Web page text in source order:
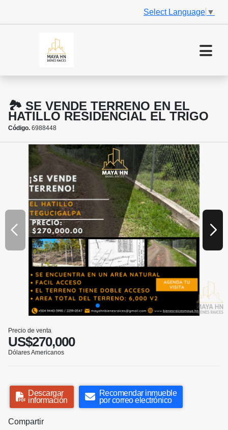
Select Language ▼
🏞️ SE VENDE TERRENO EN EL
HATILLO RESIDENCIAL EL TRIGO
Código. 6988448
Precio de venta
US$270,000
Dólares Americanos
Descargar
información
Recomendar inmueble
por correo electrónico
Compartir